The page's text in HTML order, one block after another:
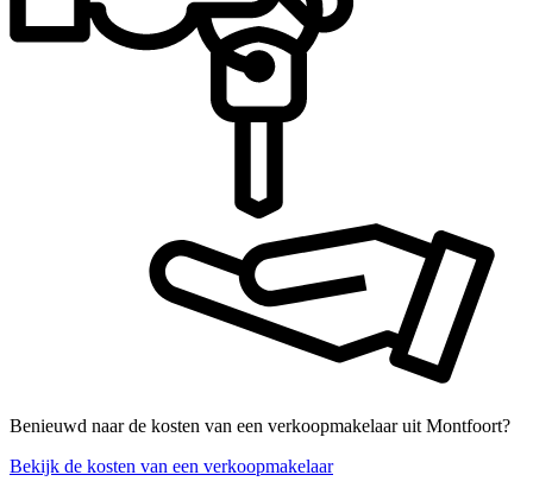
Benieuwd naar de kosten van een verkoopmakelaar uit Montfoort?
Bekijk de kosten van een verkoopmakelaar